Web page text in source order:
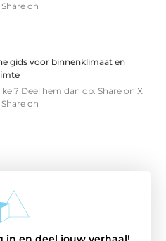
on
gids voor binnenklimaat en
Deel hem dan op: Share on X
on